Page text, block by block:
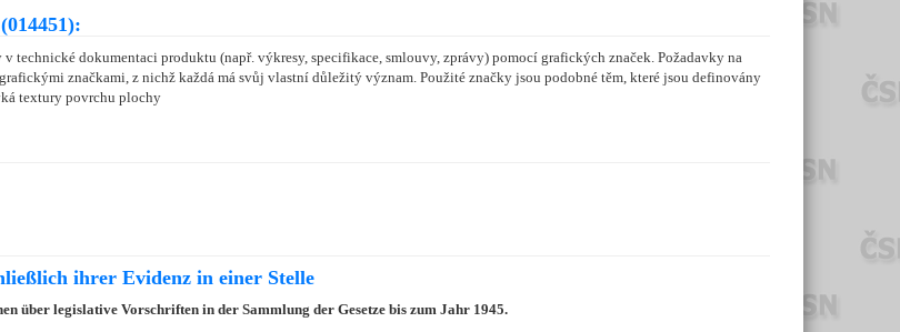
dokumentaci produktu (např. výkresy, specifikace, smlouvy, zprávy) pomocí grafických značek. Požadavky na
značkami, z nichž každá má svůj vlastní důležitý význam. Použité značky jsou podobné těm, které jsou definovány
textury povrchu plochy
ihrer Evidenz in einer Stelle
über legislative Vorschriften in der Sammlung der Gesetze bis zum Jahr 1945.